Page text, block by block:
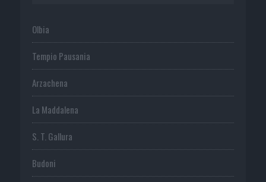
Olbia
Tempio Pausania
Arzachena
La Maddalena
S. T. Gallura
Budoni